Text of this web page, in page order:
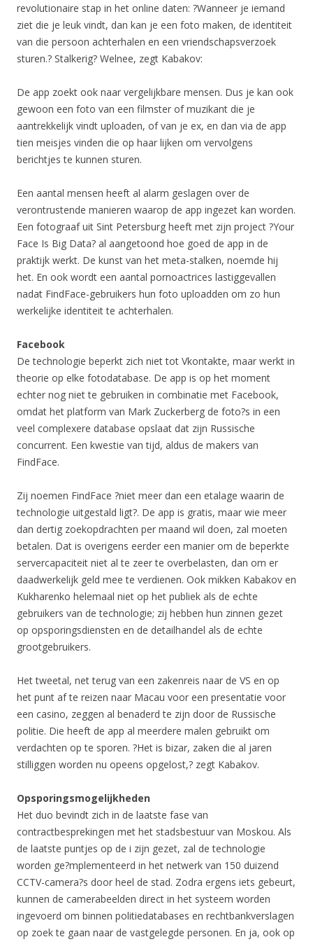
revolutionaire stap in het online daten: ?Wanneer je iemand
ziet die je leuk vindt, dan kan je een foto maken, de identiteit
van die persoon achterhalen en een vriendschapsverzoek
sturen.? Stalkerig? Welnee, zegt Kabakov:
De app zoekt ook naar vergelijkbare mensen. Dus je kan ook
gewoon een foto van een filmster of muzikant die je
aantrekkelijk vindt uploaden, of van je ex, en dan via de app
tien meisjes vinden die op haar lijken om vervolgens
berichtjes te kunnen sturen.
Een aantal mensen heeft al alarm geslagen over de
verontrustende manieren waarop de app ingezet kan worden.
Een fotograaf uit Sint Petersburg heeft met zijn project ?Your
Face Is Big Data? al aangetoond hoe goed de app in de
praktijk werkt. De kunst van het meta-stalken, noemde hij
het. En ook wordt een aantal pornoactrices lastiggevallen
nadat FindFace-gebruikers hun foto uploadden om zo hun
werkelijke identiteit te achterhalen.
Facebook
De technologie beperkt zich niet tot Vkontakte, maar werkt in
theorie op elke fotodatabase. De app is op het moment
echter nog niet te gebruiken in combinatie met Facebook,
omdat het platform van Mark Zuckerberg de foto?s in een
veel complexere database opslaat dat zijn Russische
concurrent. Een kwestie van tijd, aldus de makers van
FindFace.
Zij noemen FindFace ?niet meer dan een etalage waarin de
technologie uitgestald ligt?. De app is gratis, maar wie meer
dan dertig zoekopdrachten per maand wil doen, zal moeten
betalen. Dat is overigens eerder een manier om de beperkte
servercapaciteit niet al te zeer te overbelasten, dan om er
daadwerkelijk geld mee te verdienen. Ook mikken Kabakov en
Kukharenko helemaal niet op het publiek als de echte
gebruikers van de technologie; zij hebben hun zinnen gezet
op opsporingsdiensten en de detailhandel als de echte
grootgebruikers.
Het tweetal, net terug van een zakenreis naar de VS en op
het punt af te reizen naar Macau voor een presentatie voor
een casino, zeggen al benaderd te zijn door de Russische
politie. Die heeft de app al meerdere malen gebruikt om
verdachten op te sporen. ?Het is bizar, zaken die al jaren
stilliggen worden nu opeens opgelost,? zegt Kabakov.
Opsporingsmogelijkheden
Het duo bevindt zich in de laatste fase van
contractbesprekingen met het stadsbestuur van Moskou. Als
de laatste puntjes op de i zijn gezet, zal de technologie
worden ge?mplementeerd in het netwerk van 150 duizend
CCTV-camera?s door heel de stad. Zodra ergens iets gebeurt,
kunnen de camerabeelden direct in het systeem worden
ingevoerd om binnen politiedatabases en rechtbankverslagen
op zoek te gaan naar de vastgelegde personen. En ja, ook op